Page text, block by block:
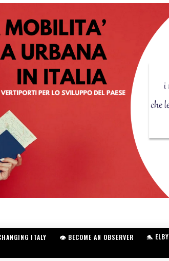
ITALY 👁️ BECOME AN OBSERVER 🐬 ELBY